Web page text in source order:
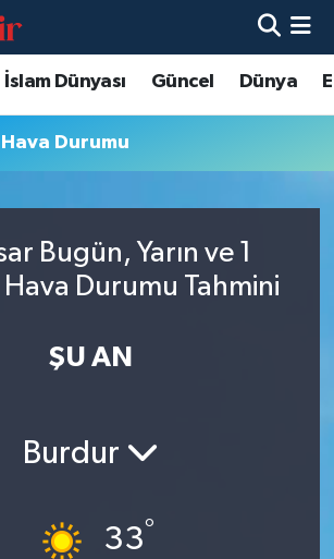
İslam Dünyası Güncel Dünya
Durumu
Bugün, Yarın ve 1
Hava Durumu Tahmini
ŞU AN
Burdur
33°